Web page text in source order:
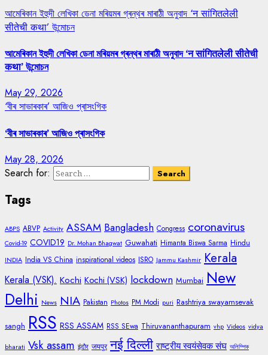
আমেৰিকান ইহুদী লেখিকা ডেনা মৰিয়মৰ গ্ৰন্থৰ মাৰাঠী অনুবাদ ‘न सांगितलेली
सीतेची कथा’ উন্মোচন
আমেৰিকান ইহুদী লেখিকা ডেনা মৰিয়মৰ গ্ৰন্থৰ মাৰাঠী অনুবাদ ‘न सांगितलेली सीतेची
कथा’ উন্মোচন
May 29, 2026
‘বীৰ সাভাৰকাৰ’ আজিও প্ৰাসংগিক
‘বীৰ সাভাৰকাৰ’ আজিও প্ৰাসংগিক
May 28, 2026
Search for:
Tags
ABPS ABVP Activity ASSAM Bangladesh Congress coronavirus
Covid-19 COVID19 Dr. Mohan Bhagwat Guwahati Himanta Biswa Sarma Hindu
INDIA India VS China inspirational videos ISRO Jammu Kashmir Kerala
Kerala (VSK). Kochi Kochi (VSK) lockdown Mumbai New
Delhi News NIA Pakistan Photos PM Modi puri Rashtriya swayamsevak
sangh RSS RSS ASSAM RSS SEwa Thiruvananthapuram vhp Videos vidya
bharati Vsk assam इंदौर जयपुर नई दिल्ली राष्ट्रीय स्वयंसेवक संघ অলিম্পিক